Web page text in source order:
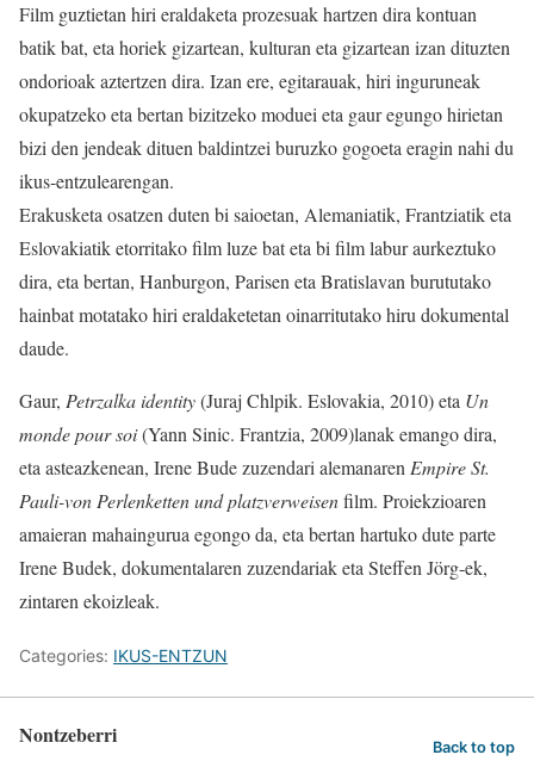
Film guztietan hiri eraldaketa prozesuak hartzen dira kontuan
batik bat, eta horiek gizartean, kulturan eta gizartean izan dituzten
ondorioak aztertzen dira. Izan ere, egitarauak, hiri inguruneak
okupatzeko eta bertan bizitzeko moduei eta gaur egungo hirietan
bizi den jendeak dituen baldintzei buruzko gogoeta eragin nahi du
ikus-entzulearengan.
Erakusketa osatzen duten bi saioetan, Alemaniatik, Frantziatik eta
Eslovakiatik etorritako film luze bat eta bi film labur aurkeztuko
dira, eta bertan, Hanburgon, Parisen eta Bratislavan burututako
hainbat motatako hiri eraldaketetan oinarritutako hiru dokumental
daude.
Gaur, Petrzalka identity(Juraj Chlpik. Eslovakia, 2010) eta Un
monde pour soi(Yann Sinic. Frantzia, 2009)lanak emango dira,
eta asteazkenean, Irene Bude zuzendari alemanaren Empire St.
Pauli-von Perlenketten und platzverweisenfilm. Proiekzioaren
amaieran mahaingurua egongo da, eta bertan hartuko dute parte
Irene Budek, dokumentalaren zuzendariak eta Steffen Jörg-ek,
zintaren ekoizleak.
Categories: IKUS-ENTZUN
Nontzeberri Back to top